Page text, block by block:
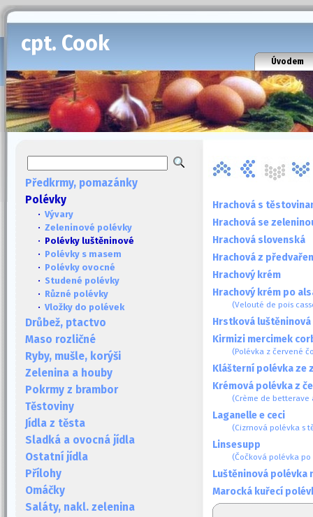
cpt. Cook
Úvodem
Předkrmy, pomazánky
Polévky
· Vývary
· Zeleninové polévky
· Polévky luštěninové
· Polévky s masem
· Polévky ovocné
· Studené polévky
· Různé polévky
· Vložky do polévek
Drůbež, ptactvo
Maso rozličné
Ryby, mušle, korýši
Zelenina a houby
Pokrmy z brambor
Těstoviny
Jídla z těsta
Sladká a ovocná jídla
Ostatní jídla
Přílohy
Omáčky
Saláty, nakl. zelenina
Hrachová s
Hrachová se
Hrachová slovenská
Hrachová z
Hrachový krém
Hrachový krém po
(Velouté de pois
Hrstková luštěninová
Kirmizi mercimek
(Polévka z červené
Klášterní polévka ze
Krémová polévka z
(Crème de betterave
Laganelle e ceci
(Cizrnová polévka s
Linsesupp
(Čočková polévka po
Luštěninová polévka
Marocká kuřecí